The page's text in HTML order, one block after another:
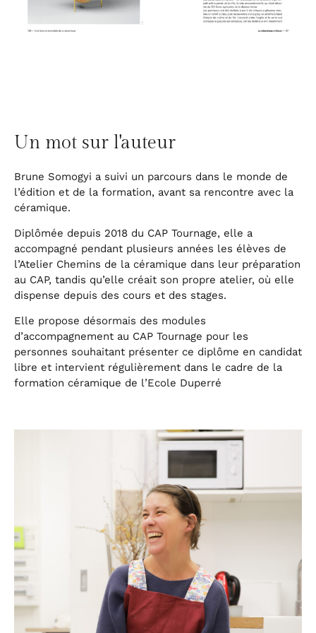
Un mot sur l'auteur
Brune Somogyi a suivi un parcours dans le monde de
l’édition et de la formation, avant sa rencontre avec la
céramique.
Diplômée depuis 2018 du CAP Tournage, elle a
accompagné pendant plusieurs années les élèves de
l’Atelier Chemins de la céramique dans leur préparation
au CAP, tandis qu’elle créait son propre atelier, où elle
dispense depuis des cours et des stages.
Elle propose désormais des modules
d’accompagnement au CAP Tournage pour les
personnes souhaitant présenter ce diplôme en candidat
libre et intervient régulièrement dans le cadre de la
formation céramique de l’Ecole Duperré